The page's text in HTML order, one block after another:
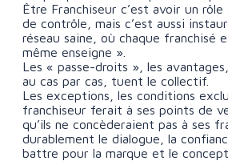
Être Franchiseur c’est avoir un
de contrôle, mais c’est aussi
réseau saine, où chaque franchisé
même enseigne ».
Les « passe-droits », les
au cas par cas, tuent le collectif.
Les exceptions, les conditions
franchiseur ferait à ses points de
qu’ils ne concèderaient pas à ses
durablement le dialogue, la
battre pour la marque et le concept.